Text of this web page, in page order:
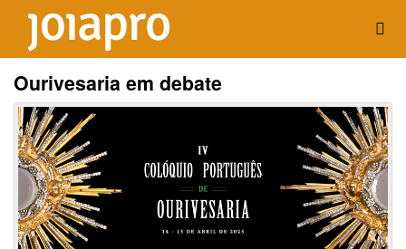
Ourivesaria em debate